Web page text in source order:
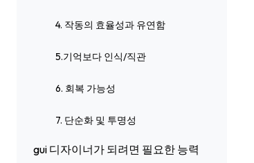
4. 작동의 효율성과 유연함
5.기억보다 인식/직관
6. 회복 가능성
7. 단순화 및 투명성
gui 디자이너가 되려면 필요한 능력